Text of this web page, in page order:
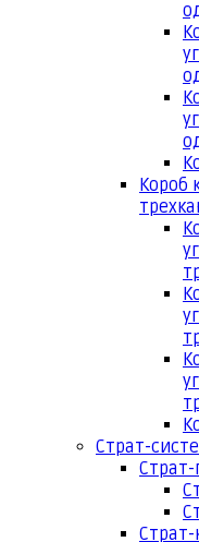
Короб
Страт-
Страт-